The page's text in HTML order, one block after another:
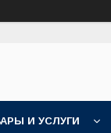
И УСЛУГИ